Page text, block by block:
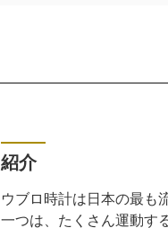
紹介
ウブロ時計は日本の最も
一つは、たくさん運動す